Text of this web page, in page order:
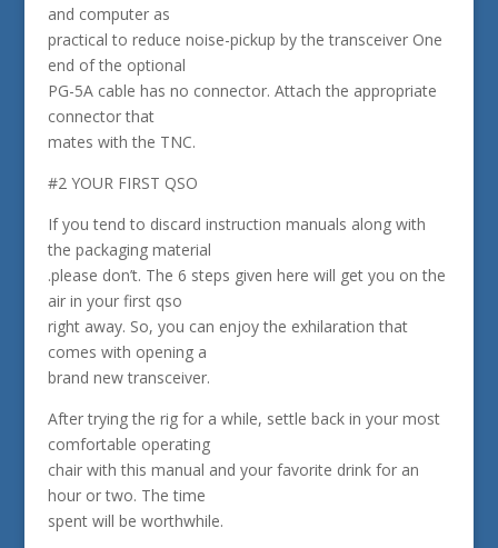
and computer as
practical to reduce noise-pickup by the transceiver One
end of the optional
PG-5A cable has no connector. Attach the appropriate
connector that
mates with the TNC.
#2 YOUR FIRST QSO
If you tend to discard instruction manuals along with
the packaging material
.please don’t. The 6 steps given here will get you on the
air in your first qso
right away. So, you can enjoy the exhilaration that
comes with opening a
brand new transceiver.
After trying the rig for a while, settle back in your most
comfortable operating
chair with this manual and your favorite drink for an
hour or two. The time
spent will be worthwhile.